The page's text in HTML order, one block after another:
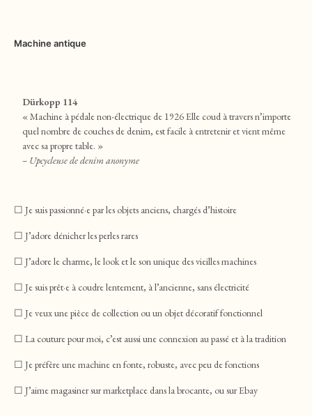
Machineantique
Dürkopp 114
« Machine à pédale non-électrique de 1926 Elle coud à travers n’importe
quel nombre de couches de denim, est facile à entretenir et vient même
avec sa propre table. »
– Upcycleuse de denim anonyme
☐ Je suis passionné·e par les objets anciens, chargés d’histoire
☐ J’adore dénicher les perles rares
☐ J’adore le charme, le look et le son unique des vieilles machines
☐ Je suis prêt·e à coudre lentement, à l’ancienne, sans électricité
☐ Je veux une pièce de collection ou un objet décoratif fonctionnel
☐ La couture pour moi, c’est aussi une connexion au passé et à la tradition
☐ Je préfère une machine en fonte, robuste, avec peu de fonctions
☐ J’aime magasiner sur marketplace dans la brocante, ou sur Ebay